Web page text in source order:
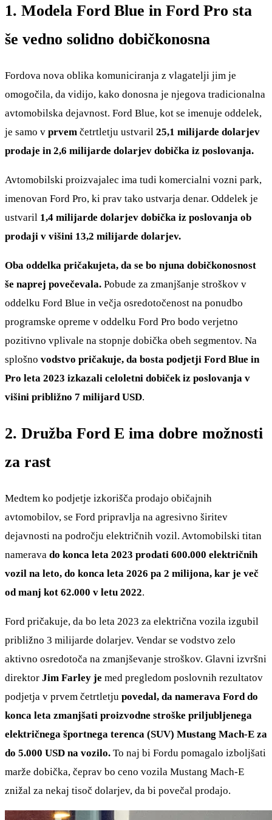
1. Modela Ford Blue in Ford Pro sta
še vedno solidno dobičkonosna
Fordova nova oblika komuniciranja z vlagatelji jim je
omogočila, da vidijo, kako donosna je njegova tradicionalna
avtomobilska dejavnost. Ford Blue, kot se imenuje oddelek,
je samo v prvem četrtletju ustvaril 25,1 milijarde dolarjev
prodaje in 2,6 milijarde dolarjev dobička iz poslovanja.
Avtomobilski proizvajalec ima tudi komercialni vozni park,
imenovan Ford Pro, ki prav tako ustvarja denar. Oddelek je
ustvaril 1,4 milijarde dolarjev dobička iz poslovanja ob
prodaji v višini 13,2 milijarde dolarjev.
Oba oddelka pričakujeta, da se bo njuna dobičkonosnost
še naprej povečevala. Pobude za zmanjšanje stroškov v
oddelku Ford Blue in večja osredotočenost na ponudbo
programske opreme v oddelku Ford Pro bodo verjetno
pozitivno vplivale na stopnje dobička obeh segmentov. Na
splošno vodstvo pričakuje, da bosta podjetji Ford Blue in
Pro leta 2023 izkazali celoletni dobiček iz poslovanja v
višini približno 7 milijard USD.
2. Družba Ford E ima dobre možnosti
za rast
Medtem ko podjetje izkorišča prodajo običajnih
avtomobilov, se Ford pripravlja na agresivno širitev
dejavnosti na področju električnih vozil. Avtomobilski titan
namerava do konca leta 2023 prodati 600.000 električnih
vozil na leto, do konca leta 2026 pa 2 milijona, kar je več
od manj kot 62.000 v letu 2022.
Ford pričakuje, da bo leta 2023 za električna vozila izgubil
približno 3 milijarde dolarjev. Vendar se vodstvo zelo
aktivno osredotoča na zmanjševanje stroškov. Glavni izvršni
direktor Jim Farley je med pregledom poslovnih rezultatov
podjetja v prvem četrtletju povedal, da namerava Ford do
konca leta zmanjšati proizvodne stroške priljubljenega
električnega športnega terenca (SUV) Mustang Mach-E za
do 5.000 USD na vozilo. To naj bi Fordu pomagalo izboljšati
marže dobička, čeprav bo ceno vozila Mustang Mach-E
znižal za nekaj tisoč dolarjev, da bi povečal prodajo.